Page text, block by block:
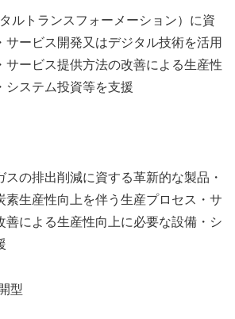
ランスフォーメーション）に資
サービス開発又はデジタル技術を活用
サービス提供方法の改善による生産性
システム投資等を支援
出削減に資する革新的な製品・
素生産性向上を伴う生産プロセス・サ
善による生産性向上に必要な設備・シ
型